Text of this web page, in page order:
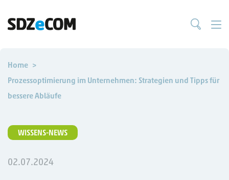
Home
Prozessoptimierung im Unternehmen: Strategien und Tipps für
bessere Abläufe
WISSENS-NEWS
02.07.2024